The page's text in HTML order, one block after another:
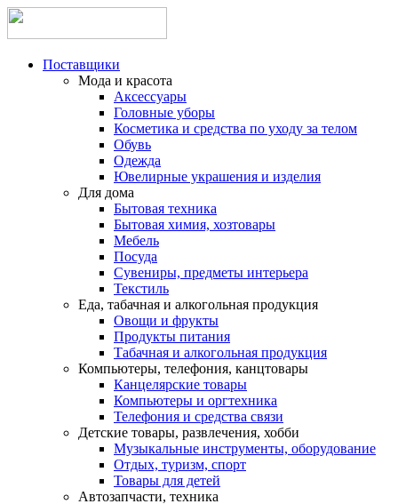
Поставщики
Мода и красота
Аксессуары
Головные уборы
Косметика и средства по уходу за телом
Обувь
Одежда
Ювелирные украшения и изделия
Для дома
Бытовая техника
Бытовая химия, хозтовары
Мебель
Посуда
Сувениры, предметы интерьера
Текстиль
Еда, табачная и алкогольная продукция
Овощи и фрукты
Продукты питания
Табачная и алкогольная продукция
Компьютеры, телефония, канцтовары
Канцелярские товары
Компьютеры и оргтехника
Телефония и средства связи
Детские товары, развлечения, хобби
Музыкальные инструменты, оборудование
Отдых, туризм, спорт
Товары для детей
Автозапчасти, техника